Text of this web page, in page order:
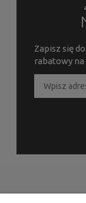
Zapisz się
rabatowy na